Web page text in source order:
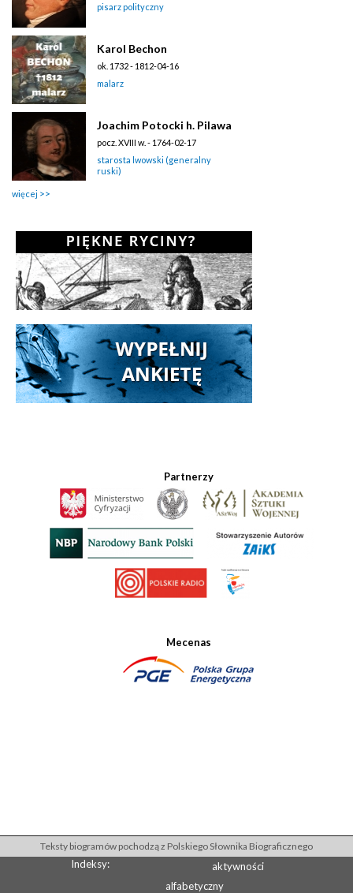
pisarz polityczny
Karol Bechon
ok. 1732 - 1812-04-16
malarz
Joachim Potocki h. Pilawa
pocz. XVIII w. - 1764-02-17
starosta lwowski (generalny
ruski)
więcej
Partnerzy
Mecenas
Teksty biogramów pochodzą z Polskiego Słownika Biograficznego
Indeksy:
aktywności
alfabetyczny